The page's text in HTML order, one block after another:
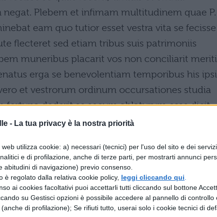
- La tua privacy è la nostra priorità
utilizza cookie: a) necessari (tecnici) per l'uso del sito e dei
e di profilazione, anche di terze parti, per mostrarti annunci
abitudini di navigazione) previo consenso.
è regolato dalla relativa cookie policy, leggi cliccando qui
ai cookies facoltativi puoi accettarli tutti cliccando sul bottone
su Gestisci opzioni è possibile accedere al pannello di controllo
di profilazione); Se rifiuti tutto, userai solo i cookie tecnici di
Plebem et infimam multitudinem quae P.
eam quo tutior esset vestra vita se fecisse
flecteret sed etiam tribus suis patrimoniis
muneribus placarit vos non conciliarit
erga se benevolentiam temporibus his
et vestrorum ordinum occursationes studia
fortuna dederit se secum ablaturum esse dicit.
piangendo, come io faccio adesso, ma col
Egli, infatti, non dice di aver fatto quanto ha
di averlo compiuto per cittadini pavidi e
Quanto alla plebe e alla massa d'infimo